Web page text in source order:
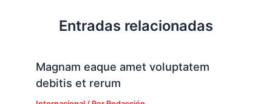
Entradas relacionadas
Magnam eaque amet voluptatem
debitis et rerum